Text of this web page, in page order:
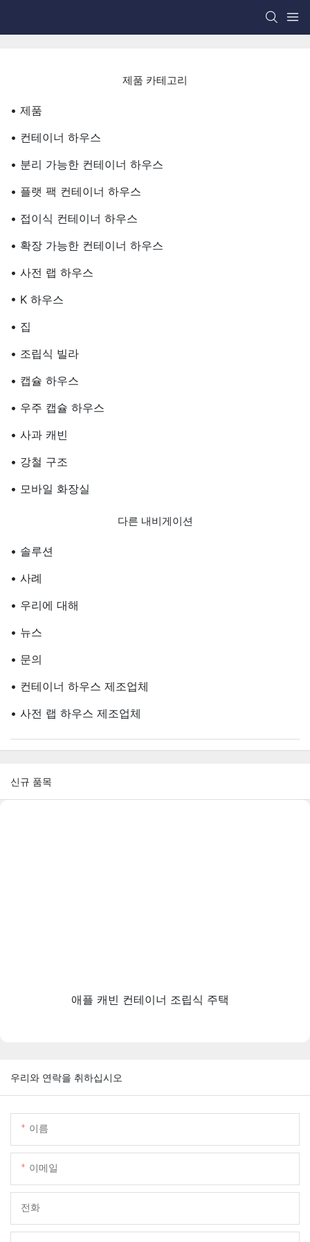
제품 카테고리
• 제품
• 컨테이너 하우스
• 분리 가능한 컨테이너 하우스
• 플랫 팩 컨테이너 하우스
• 접이식 컨테이너 하우스
• 확장 가능한 컨테이너 하우스
• 사전 랩 하우스
• K 하우스
• 집
• 조립식 빌라
• 캡슐 하우스
• 우주 캡슐 하우스
• 사과 캐빈
• 강철 구조
• 모바일 화장실
다른 내비게이션
• 솔루션
• 사례
• 우리에 대해
• 뉴스
• 문의
• 컨테이너 하우스 제조업체
• 사전 랩 하우스 제조업체
신규 품목
애플 캐빈 컨테이너 조립식 주택
우리와 연락을 취하십시오
이름
이메일
전화